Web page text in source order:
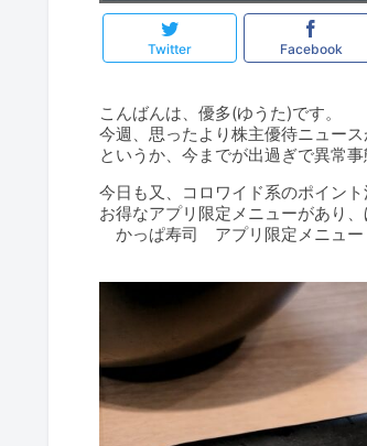
Twitter Facebook
こんばんは、優多(ゆうた)です。
今週、思ったより株主優待ニュース
というか、今までが出過ぎで異常事
今日も又、コロワイド系のポイン
お得なアプリ限定メニューがあり、
かっぱ寿司 アプリ限定メニュ